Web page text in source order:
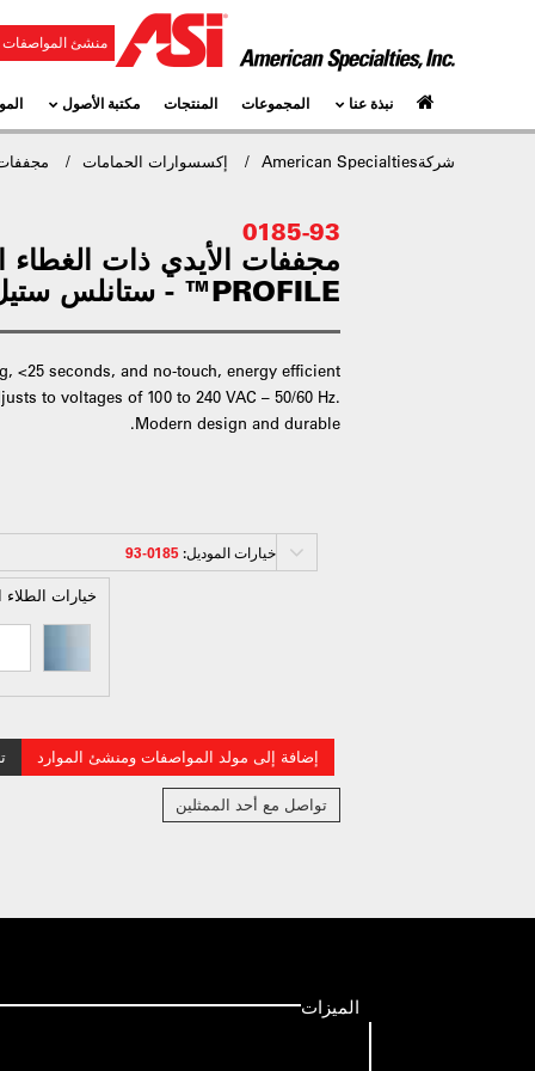
منشئ المواصفات
نبذة عنا المجموعات المنتجات مكتبة الأصول
شركةAmerican Specialties إكسسوارات الحمامات
0185-93
مجففات الأيدي ذات الغطاء
PROFILE™ - ستانلس ستيل ساتان
<25 seconds, and no-touch, energy efficient
to voltages of 100 to 240 VAC – 50/60 Hz.
Modern design and durable.
خيارات الموديل:0185-93
خيارات الطلاء
إضافة إلى مولد المواصفات ومنشئ الموارد
تواصل مع أحد الممثلين
الميزات